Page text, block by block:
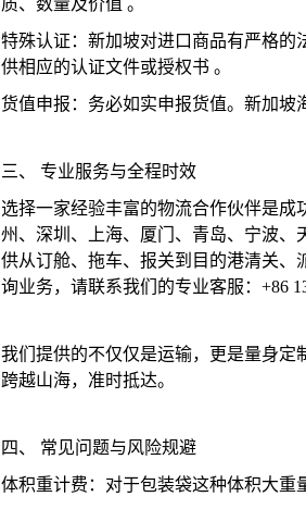
质、数量及价值 。
特殊认证：新加坡对进口商品有严格的
供相应的认证文件或授权书 。
货值申报：务必如实申报货值。新加坡
三、 专业服务与全程时效
选择一家经验丰富的物流合作伙伴是成
州、深圳、上海、厦门、青岛、宁波、
供从订舱、拖车、报关到目的港清关、
询业务，请联系我们的专业客服：+86
我们提供的不仅仅是运输，更是量身
跨越山海，准时抵达。
四、 常见问题与风险规避
体积重计费：对于包装袋这种体积大重